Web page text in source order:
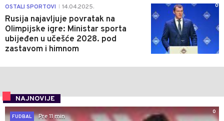
OSTALI SPORTOVI 14.04.2025.
Rusija najavljuje povratak na
Olimpijske igre: Ministar sporta
ubijeđen u učešće 2028. pod
zastavom i himnom
0
NAJNOVIJE
0
FUDBAL
Pre 11 min